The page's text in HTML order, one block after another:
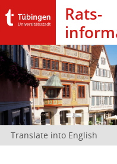
Rats­
Translate into English